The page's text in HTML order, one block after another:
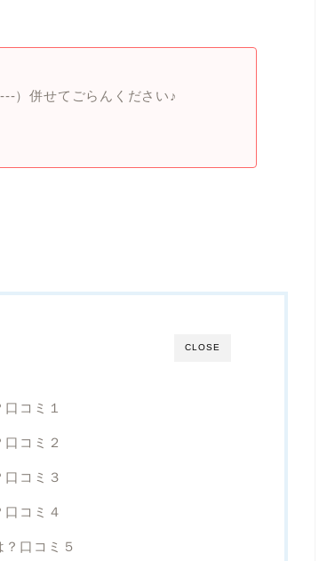
）併せてごらんください♪
CLOSE
コミ１
コミ２
口コミ３
口コミ４
？口コミ５